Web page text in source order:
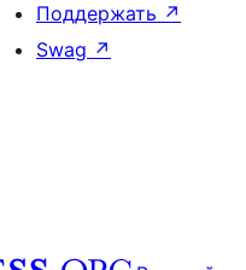
Поддержать ↗
Swag ↗